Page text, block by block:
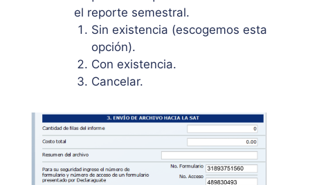
el reporte semestral.
Sin existencia (escogemos esta
opción).
Con existencia.
Cancelar.